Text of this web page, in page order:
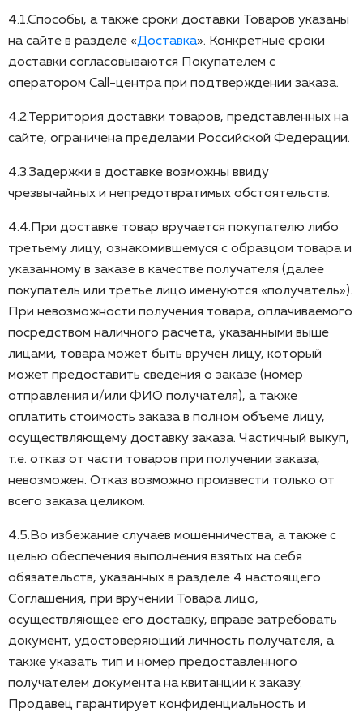
4.1.Способы, а также сроки доставки Товаров указаны
на сайте в разделе «Доставка». Конкретные сроки
доставки согласовываются Покупателем с
оператором Call-центра при подтверждении заказа.
4.2.Территория доставки товаров, представленных на
сайте, ограничена пределами Российской Федерации.
4.3.Задержки в доставке возможны ввиду
чрезвычайных и непредотвратимых обстоятельств.
4.4.При доставке товар вручается покупателю либо
третьему лицу, ознакомившемуся с образцом товара и
указанному в заказе в качестве получателя (далее
покупатель или третье лицо именуются «получатель»).
При невозможности получения товара, оплачиваемого
посредством наличного расчета, указанными выше
лицами, товара может быть вручен лицу, который
может предоставить сведения о заказе (номер
отправления и/или ФИО получателя), а также
оплатить стоимость заказа в полном объеме лицу,
осуществляющему доставку заказа. Частичный выкуп,
т.е. отказ от части товаров при получении заказа,
невозможен. Отказ возможно произвести только от
всего заказа целиком.
4.5.Во избежание случаев мошенничества, а также с
целью обеспечения выполнения взятых на себя
обязательств, указанных в разделе 4 настоящего
Соглашения, при вручении Товара лицо,
осуществляющее его доставку, вправе затребовать
документ, удостоверяющий личность получателя, а
также указать тип и номер предоставленного
получателем документа на квитанции к заказу.
Продавец гарантирует конфиденциальность и